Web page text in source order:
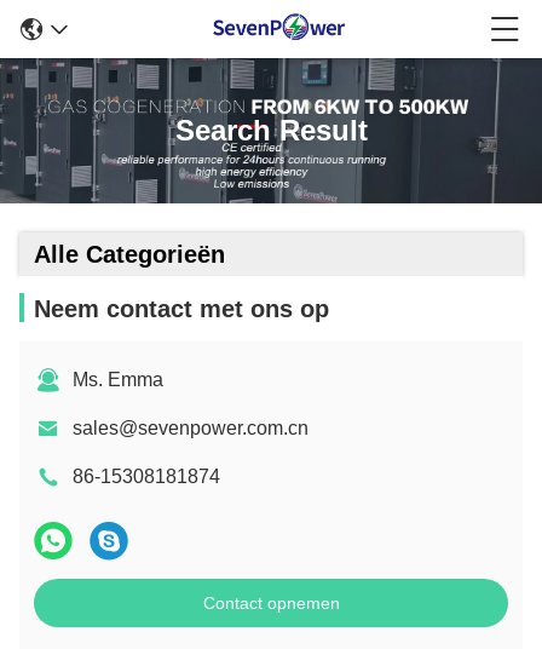
Search Result
Alle Categorieën
Neem contact met ons op
Ms. Emma
sales@sevenpower.com.cn
86-15308181874
Contact opnemen